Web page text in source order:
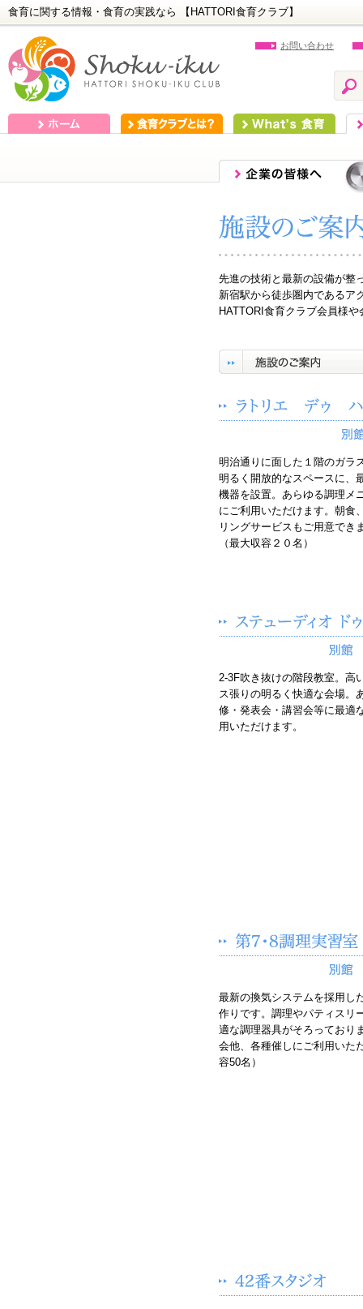
食育に関する情報・食育の実践なら 【HATTORI食育クラブ】
お問い合わせ
先進の技術と最新の設備が整
新宿駅から徒歩圏内であるア
HATTORI食育クラブ会員様
明治通りに面した１階のガラ
明るく開放的なスペースに、
機器を設置。あらゆる調理メ
にご利用いただけます。朝食
リングサービスもご用意でき
（最大収容２０名）
2-3F吹き抜けの階段教室。高
ス張りの明るく快適な会場。
修・発表会・講習会等に最適
用いただけます。
最新の換気システムを採用し
作りです。調理やパティスリ
適な調理器具がそろっており
会他、各種催しにご利用いた
容50名）